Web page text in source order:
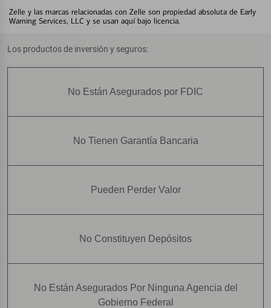
Zelle y las marcas relacionadas con Zelle son propiedad absoluta de Early
Warning Services, LLC y se usan aquí bajo licencia.
Los productos de inversión y seguros:
No Están Asegurados por FDIC
No Tienen Garantía Bancaria
Pueden Perder Valor
No Constituyen Depósitos
No Están Asegurados Por Ninguna Agencia del
Gobierno Federal